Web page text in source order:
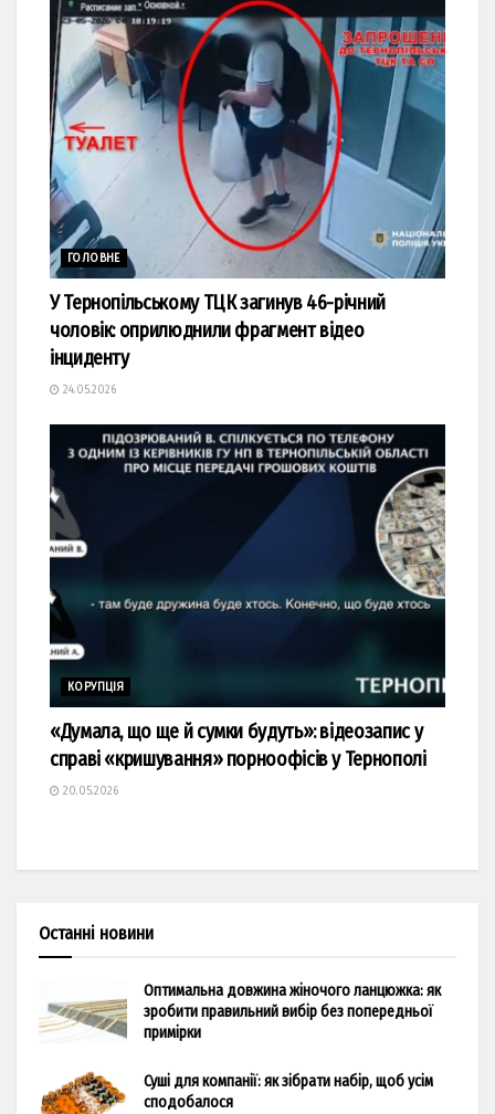
ГОЛОВНЕ
У Тернопільському ТЦК загинув 46-річний
чоловік: оприлюднили фрагмент відео
інциденту
24.05.2026
КОРУПЦІЯ
«Думала, що ще й сумки будуть»: відеозапис у
справі «кришування» порноофісів у Тернополі
20.05.2026
Останні новини
Оптимальна довжина жіночого ланцюжка: як
зробити правильний вибір без попередньої
примірки
Суші для компанії: як зібрати набір, щоб усім
сподобалося